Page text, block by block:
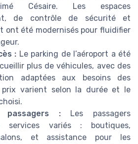
Césaire. Les espaces
de contrôle de sécurité et
ont été modernisés pour fluidifier
: Le parking de l’aéroport a été
plus de véhicules, avec des
adaptées aux besoins des
prix varient selon la durée et le
passagers :Les passagers
services variés : boutiques,
et assistance pour les